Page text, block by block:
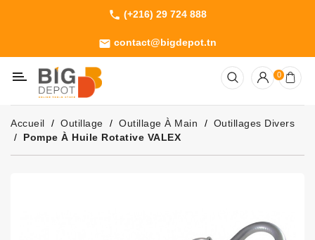
phone (+216) 29 724 888
email contact@bigdepot.tn
Machines
Outillage
Jardinage
Consommables
0
Accueil Outillage Outillage À Main
Outillages Divers
Pompe À Huile Rotative VALEX